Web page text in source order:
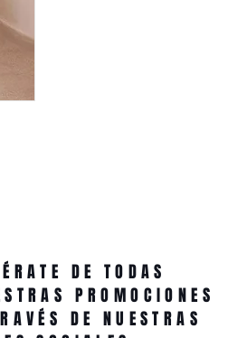
DE TODAS
PROMOCIONES
DE NUESTRAS